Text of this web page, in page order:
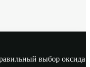
выбор оксида